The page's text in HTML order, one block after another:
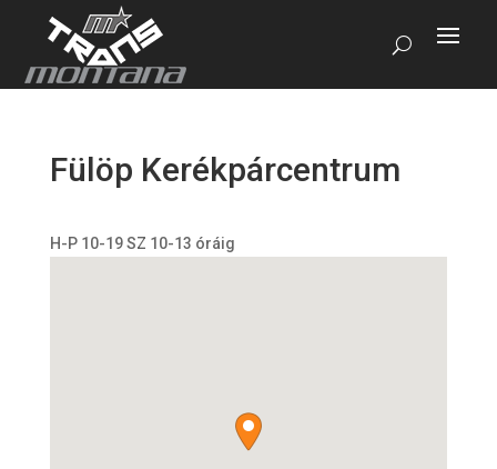
Fülöp Kerékpárcentrum
H-P 10-19 SZ 10-13 óráig